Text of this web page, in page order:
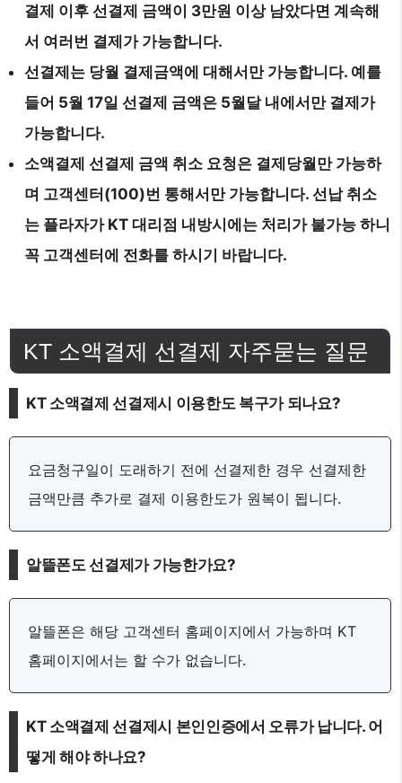
결제 이후 선결제 금액이 3만원 이상 남았다면 계속해
서 여러번 결제가 가능합니다.
선결제는 당월 결제금액에 대해서만 가능합니다. 예를
들어 5월 17일 선결제 금액은 5월달 내에서만 결제가
가능합니다.
소액결제 선결제 금액 취소 요청은 결제당월만 가능하
며 고객센터(100)번 통해서만 가능합니다. 선납 취소
는 플라자가 KT 대리점 내방시에는 처리가 불가능 하니
꼭 고객센터에 전화를 하시기 바랍니다.
KT 소액결제 선결제 자주묻는 질문
KT 소액결제 선결제시 이용한도 복구가 되나요?
요금청구일이 도래하기 전에 선결제한 경우 선결제한
금액만큼 추가로 결제 이용한도가 원복이 됩니다.
알뜰폰도 선결제가 가능한가요?
알뜰폰은 해당 고객센터 홈페이지에서 가능하며 KT
홈페이지에서는 할 수가 없습니다.
KT 소액결제 선결제시 본인인증에서 오류가 납니다. 어
떻게 해야 하나요?